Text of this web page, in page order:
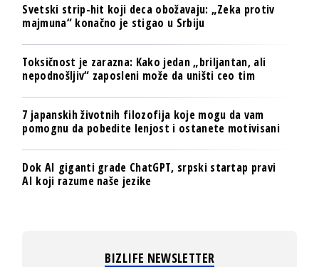
Svetski strip-hit koji deca obožavaju: „Zeka protiv
majmuna“ konačno je stigao u Srbiju
Toksičnost je zarazna: Kako jedan „briljantan, ali
nepodnošljiv“ zaposleni može da uništi ceo tim
7 japanskih životnih filozofija koje mogu da vam
pomognu da pobedite lenjost i ostanete motivisani
Dok AI giganti grade ChatGPT, srpski startap pravi
AI koji razume naše jezike
BIZLIFE NEWSLETTER